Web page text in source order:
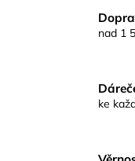
nad 1
ke